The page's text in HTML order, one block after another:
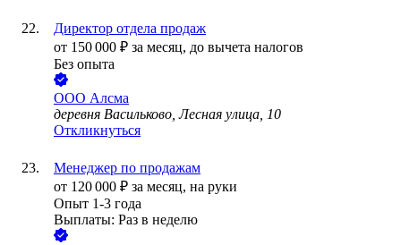
Директор отдела продаж
от 150 000 ₽ за месяц, до вычета налогов
Без опыта
ООО Алсма
деревня Васильково, Лесная улица, 10
Откликнуться
Менеджер по продажам
от 120 000 ₽ за месяц, на руки
Опыт 1-3 года
Выплаты: Раз в неделю